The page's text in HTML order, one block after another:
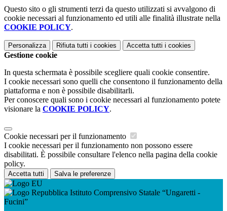
Questo sito o gli strumenti terzi da questo utilizzati si avvalgono di
cookie necessari al funzionamento ed utili alle finalità illustrate nella
COOKIE POLICY.
Personalizza Rifiuta tutti i cookies Accetta tutti i cookies
Gestione cookie
In questa schermata è possibile scegliere quali cookie consentire.
I cookie necessari sono quelli che consentono il funzionamento della
piattaforma e non è possibile disabilitarli.
Per conoscere quali sono i cookie necessari al funzionamento potete
visionare la COOKIE POLICY.
Cookie necessari per il funzionamento
I cookie necessari per il funzionamento non possono essere
disabilitati. È possibile consultare l'elenco nella pagina della cookie
policy.
Accetta tutti Salva le preferenze
Istituto Comprensivo Statale “Ungaretti -
Fucini”